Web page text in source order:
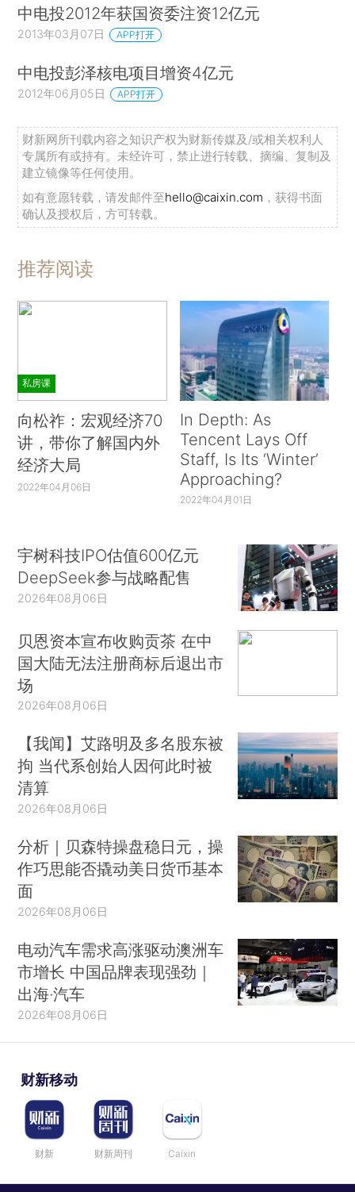
中电投2012年获国资委注资12亿元
2013年03月07日 APP打开
中电投彭泽核电项目增资4亿元
2012年06月05日 APP打开
财新网所刊载内容之知识产权为财新传媒及/或相关权利人
专属所有或持有。未经许可，禁止进行转载、摘编、复制及
建立镜像等任何使用。
如有意愿转载，请发邮件至hello@caixin.com ，获得书面
确认及授权后，方可转载。
推荐阅读
私房课
向松祚：宏观经济70
讲，带你了解国内外
经济大局
2022年04月06日
In Depth: As
Tencent Lays Off
Staff, Is Its ‘Winter’
Approaching?
2022年04月01日
宇树科技IPO估值600亿元
DeepSeek参与战略配售
2026年08月06日
贝恩资本宣布收购贡茶 在中
国大陆无法注册商标后退出市
场
2026年08月06日
【我闻】艾路明及多名股东被
拘 当代系创始人因何此时被
清算
2026年08月06日
分析｜贝森特操盘稳日元，操
作巧思能否撬动美日货币基本
面
2026年08月06日
电动汽车需求高涨驱动澳洲车
市增长 中国品牌表现强劲｜
出海·汽车
2026年08月06日
财新移动
财新 财新周刊 Caixin